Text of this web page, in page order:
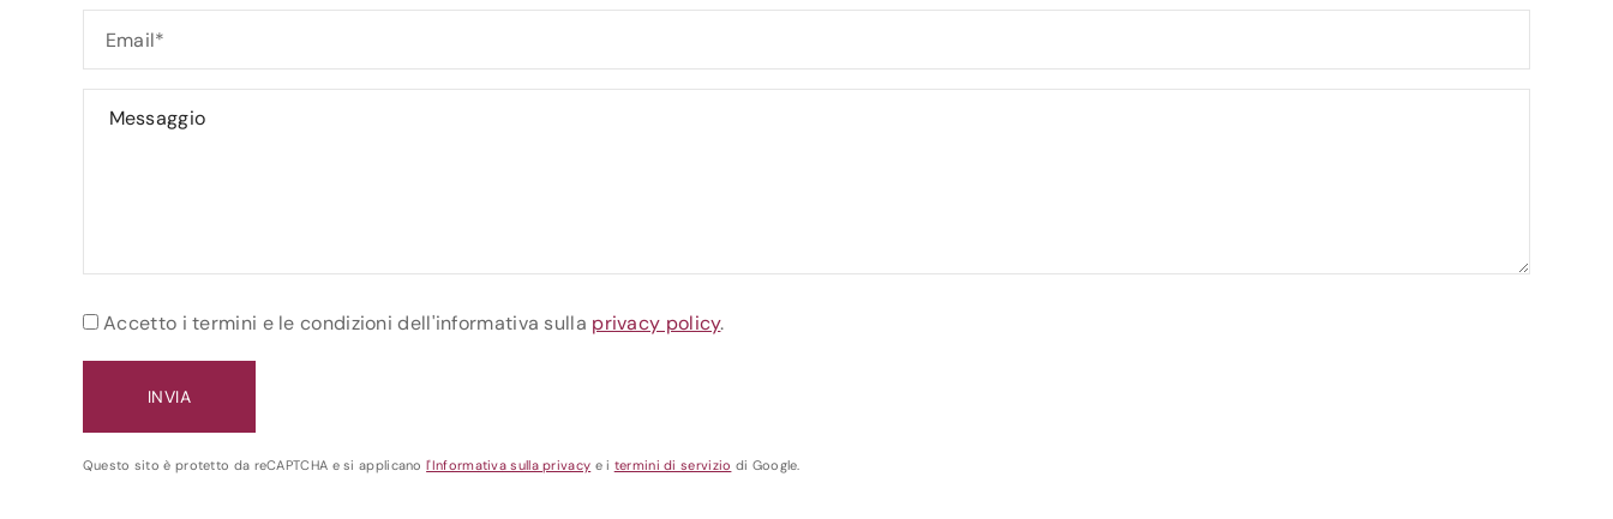
Accetto i termini e le condizioni dell'informativa sulla privacy policy.
Questo sito è protetto da reCAPTCHA e si applicanol'Informativa sulla privacy e i termini di servizio di Google.